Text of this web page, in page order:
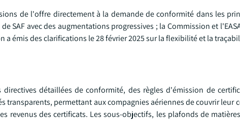
de l'offre directement à la demande de conformité dans les
SAF avec des augmentations progressives ; la Commission et
a émis des clarifications le 28 février 2025 sur la flexibilité et la
détaillées de conformité, des règles d'émission de
transparents, permettant aux compagnies aériennes de couvrir leur
revenus des certificats. Les sous-objectifs, les plafonds de